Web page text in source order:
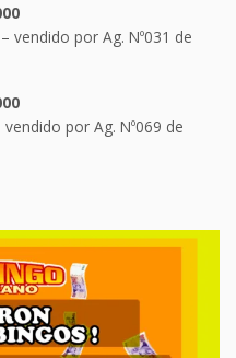
vendido por Ag. Nº031 de
por Ag. Nº069 de